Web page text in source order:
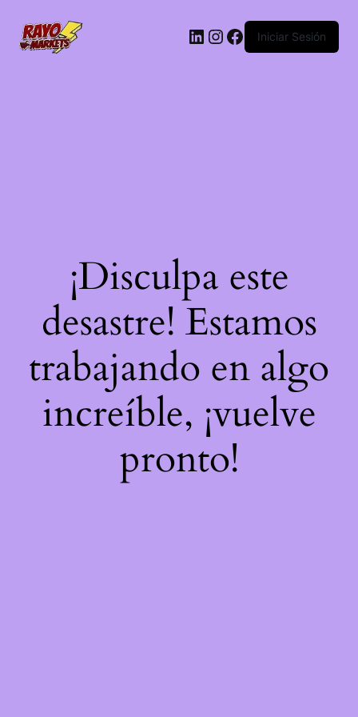
LinkedIn
Instagram
Facebook
Iniciar Sesión
¡Disculpa este
desastre! Estamos
trabajando en algo
increíble, ¡vuelve
pronto!